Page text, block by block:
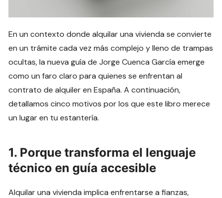
En un contexto donde alquilar una vivienda se convierte
en un trámite cada vez más complejo y lleno de trampas
ocultas, la nueva guía de Jorge Cuenca García emerge
como un faro claro para quienes se enfrentan al
contrato de alquiler en España. A continuación,
detallamos cinco motivos por los que este libro merece
un lugar en tu estantería.
1. Porque transforma el lenguaje
técnico en guía accesible
Alquilar una vivienda implica enfrentarse a fianzas,